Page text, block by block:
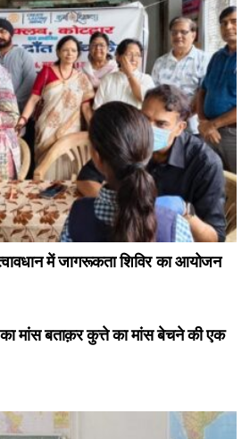
में जागरूकता शिविर का आयोजन
मांस बताक़र कुत्ते का मांस बेचने की एक